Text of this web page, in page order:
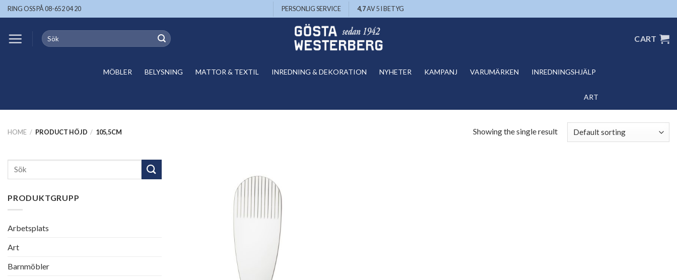
Skip
to
RING OSS PÅ 08-652 04 20 PERSONLIG SERVICE 4,7AV 5 I BETYG
Search
for:
CART
MÖBLER BELYSNING MATTOR & TEXTIL INREDNING & DEKORATION NYHETER KAMPANJ VARUMÄRKEN INREDNINGSHJÄLP
ART
HOME / PRODUCT HÖJD / 105,5CM Showing the single result
Search
PRODUKTGRUPP
Arbetsplats
Art
Barnmöbler